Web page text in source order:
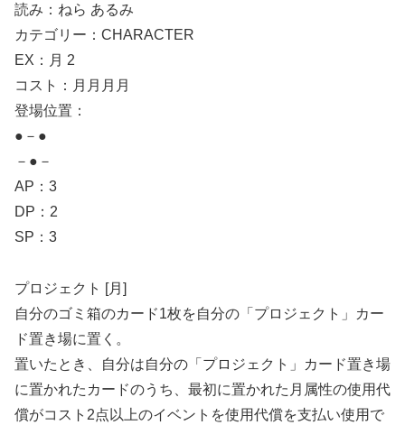
読み：ねら あるみ
カテゴリー：CHARACTER
EX：月 2
コスト：月月月月
登場位置：
●－●
－●－
AP：3
DP：2
SP：3
プロジェクト [月]
自分のゴミ箱のカード1枚を自分の「プロジェクト」カー
ド置き場に置く。
置いたとき、自分は自分の「プロジェクト」カード置き場
に置かれたカードのうち、最初に置かれた月属性の使用代
償がコスト2点以上のイベントを使用代償を支払い使用で